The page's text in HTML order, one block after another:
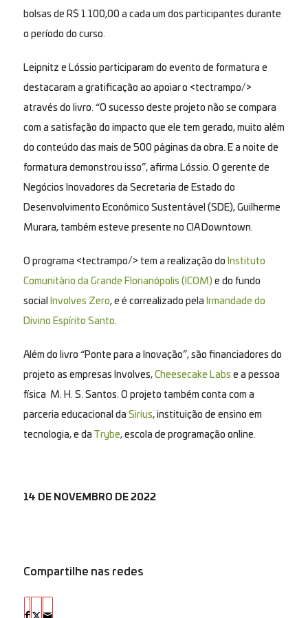
bolsas de R$ 1.100,00 a cada um dos participantes durante
o período do curso.
Leipnitz e Lóssio participaram do evento de formatura e
destacaram a gratificação ao apoiar o <tectrampo/>
através do livro. “O sucesso deste projeto não se compara
com a satisfação do impacto que ele tem gerado, muito além
do conteúdo das mais de 500 páginas da obra. E a noite de
formatura demonstrou isso”, afirma Lóssio. O gerente de
Negócios Inovadores da Secretaria de Estado do
Desenvolvimento Econômico Sustentável (SDE), Guilherme
Murara, também esteve presente no CIA Downtown.
O programa <tectrampo/> tem a realização do Instituto
Comunitário da Grande Florianópolis (ICOM) e do fundo
social Involves Zero, e é correalizado pela Irmandade do
Divino Espírito Santo.
Além do livro “Ponte para a Inovação”, são financiadores do
projeto as empresas Involves, Cheesecake Labs e a pessoa
física M. H. S. Santos. O projeto também conta com a
parceria educacional da Sirius, instituição de ensino em
tecnologia, e da Trybe, escola de programação online.
14 DE NOVEMBRO DE 2022
Compartilhe nas redes